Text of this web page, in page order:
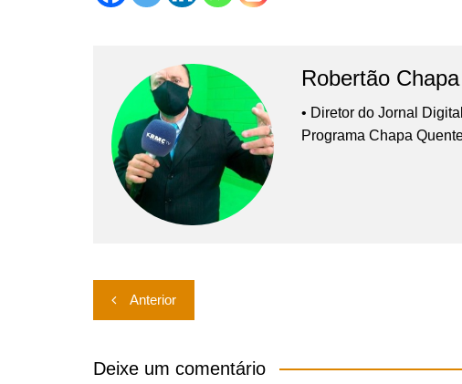
Robertão
• Diretor do Jornal
Programa Chapa
Navegação
de
Post
Anterior
Deixe um comentário